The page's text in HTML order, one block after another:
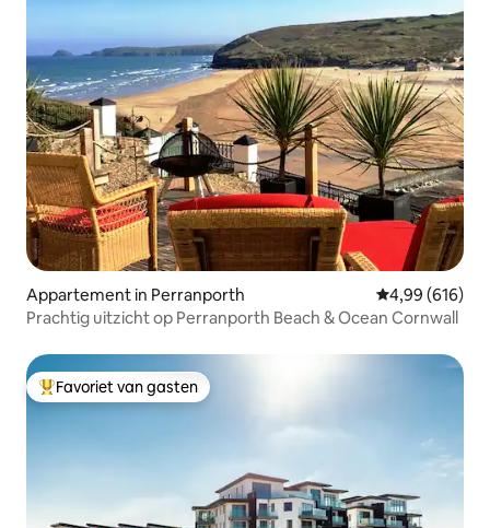
Appartement in Perranporth Gemiddelde
4,99 (616)
Prachtig uitzicht op Perranporth Beach & Ocean Cornwall
Topfavoriet van gasten
Favoriet van gasten